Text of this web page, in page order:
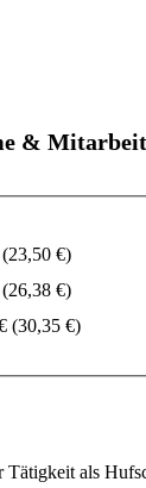
&
€)
€)
(30,35 €)
Tätigkeit als